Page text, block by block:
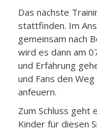
Das nächste
stattfinden. Im
gemeinsam nach
wird es dann am
und Erfahrung
und Fans den
anfeuern.
Zum Schluss geht
Kinder für diesen